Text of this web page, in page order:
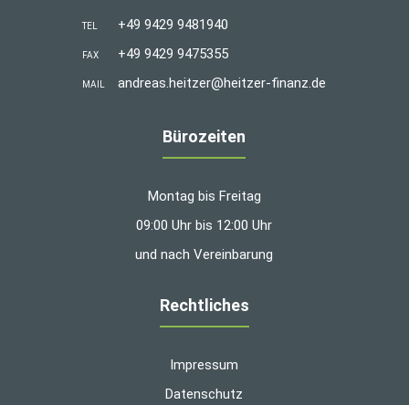
TEL +49 9429 9481940
FAX +49 9429 9475355
MAIL andreas.heitzer@heitzer-finanz.de
Bürozeiten
Montag bis Freitag
09:00 Uhr bis 12:00 Uhr
und nach Vereinbarung
Rechtliches
Impressum
Datenschutz